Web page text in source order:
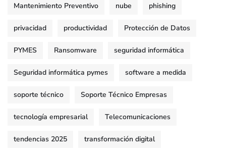
Mantenimiento Preventivo nube phishing
privacidad productividad Protección de Datos
PYMES Ransomware seguridad informática
Seguridad informática pymes software a medida
soporte técnico Soporte Técnico Empresas
tecnología empresarial Telecomunicaciones
tendencias 2025 transformación digital